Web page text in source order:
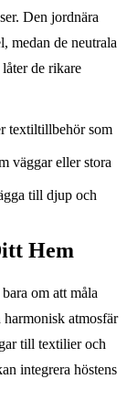
Den jordnära
medan de neutrala
de rikare
textiltillbehör som
väggar eller stora
till djup och
Hem
om att måla
harmonisk atmosfär
till textilier och
integrera höstens